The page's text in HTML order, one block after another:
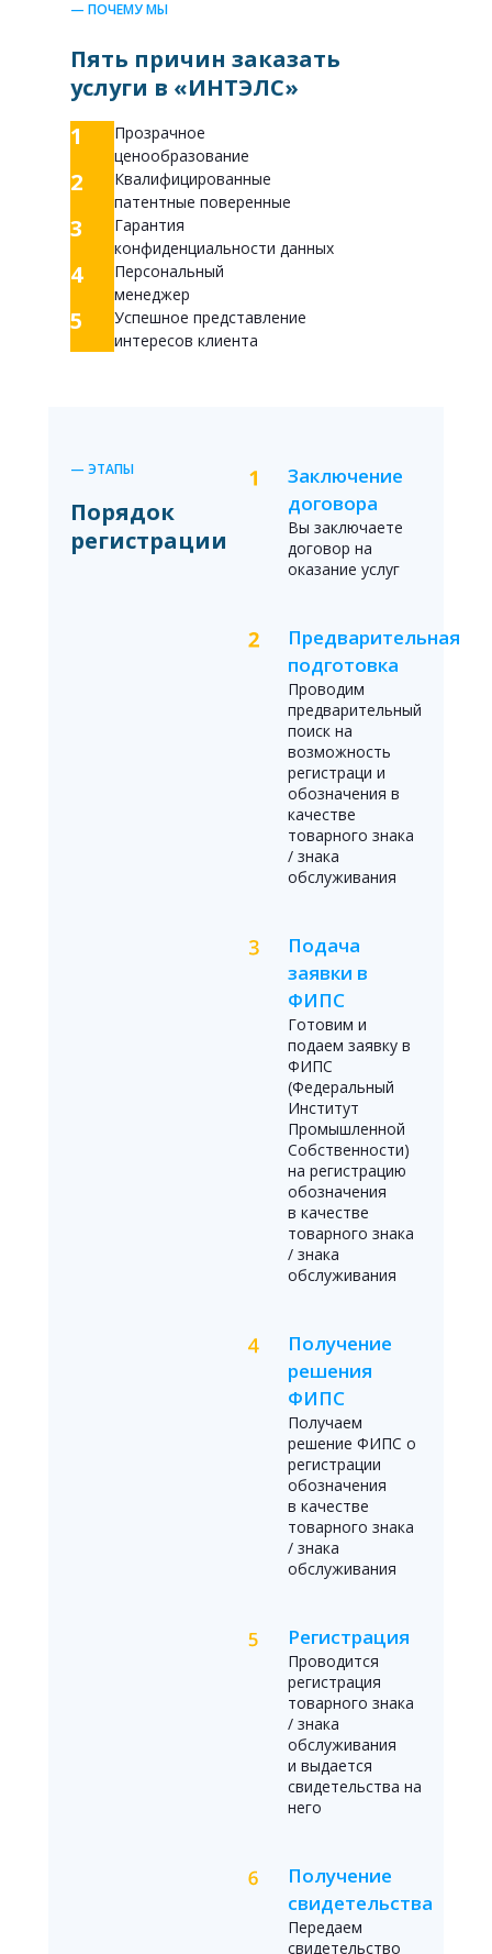
— ПОЧЕМУ МЫ
Пять причин заказать
услуги в «ИНТЭЛС»
1
Прозрачное
ценообразование
2
Квалифицированные
патентные поверенные
3
Гарантия
конфиденциальности данных
4
Персональный
менеджер
5
Успешное представление
интересов клиента
— ЭТАПЫ
Порядок
регистрации
Заключение
договора
Вы заключаете
договор на
оказание услуг
Предварительная
подготовка
Проводим
предварительный
поиск на
возможность
регистраци и
обозначения в
качестве
товарного знака
/ знака
обслуживания
Подача
заявки в
ФИПС
Готовим и
подаем заявку в
ФИПС
(Федеральный
Институт
Промышленной
Собственности)
на регистрацию
обозначения
в качестве
товарного знака
/ знака
обслуживания
Получение
решения
ФИПС
Получаем
решение ФИПС о
регистрации
обозначения
в качестве
товарного знака
/ знака
обслуживания
Регистрация
Проводится
регистрация
товарного знака
/ знака
обслуживания
и выдается
свидетельства на
него
Получение
свидетельства
Передаем
свидетельство